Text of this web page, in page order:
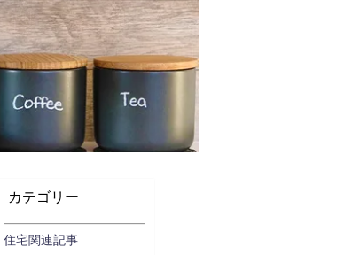
カテゴリー
住宅関連記事